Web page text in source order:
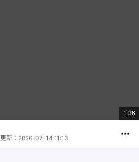
總
共
1:36
更新： 2026-07-14 11:13